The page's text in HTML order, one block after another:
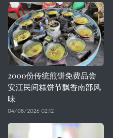
2000份传统煎饼免费品尝
安江民间糕饼节飘香南部风
味
04/08/2026 02:12